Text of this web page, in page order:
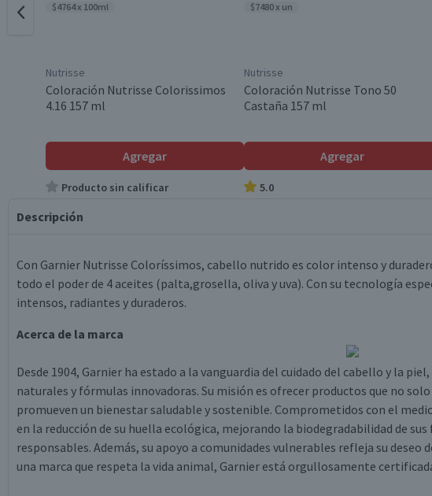
$4764 x 100ml
Nutrisse
Coloración Nutrisse Colorissimos
4.16 157 ml
Agregar
Producto sin calificar
$7480 x un
Nutrisse
Coloración Nutrisse Tono 50
Castaña 157 ml
Agregar
5.0
Descripción
Con Garnier Nutrisse Coloríssimos, cabello nutrido es color intenso y
todo el poder de 4 aceites (palta,grosella, oliva y uva). Con su tecnología
intensos, radiantes y duraderos.
Acerca de la marca
Desde 1904, Garnier ha estado a la vanguardia del cuidado del cabello y la
naturales y fórmulas innovadoras. Su misión es ofrecer productos que no
promueven un bienestar saludable y sostenible. Comprometidos con el
en la reducción de su huella ecológica, mejorando la biodegradabilidad de
responsables. Además, su apoyo a comunidades vulnerables refleja su
una marca que respeta la vida animal, Garnier está orgullosamente